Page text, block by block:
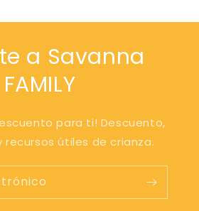
a Savanna
FAMILY
para ti! Descuento,
recursos útiles de crianza.